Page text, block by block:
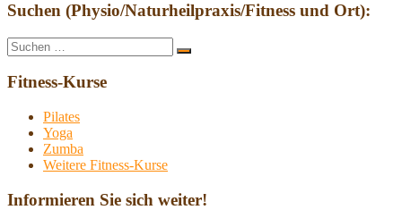
Suchen (Physio/Naturheilpraxis/Fitness und Ort):
Suche
nach:
Suchen
Fitness-Kurse
Pilates
Yoga
Zumba
Weitere Fitness-Kurse
Informieren Sie sich weiter!